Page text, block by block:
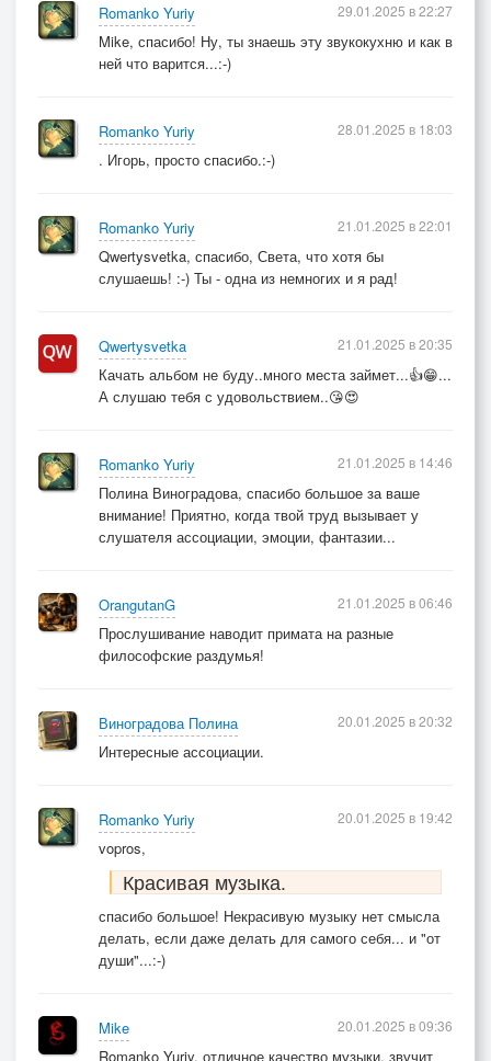
Romanko Yuriy
Mike, спасибо! Ну, ты знаешь эту звукокухню и как в
ней что варится...:-)
29.01.2025 в 22:27
Romanko Yuriy
. Игорь, просто спасибо.:-)
28.01.2025 в 18:03
Romanko Yuriy
Qwertysvetka, спасибо, Света, что хотя бы
слушаешь! :-) Ты - одна из немногих и я рад!
21.01.2025 в 22:01
Qwertysvetka
Качать альбом не буду..много места займет...👍😁...
А слушаю тебя с удовольствием..😘😍
21.01.2025 в 20:35
Romanko Yuriy
Полина Виноградова, спасибо большое за ваше
внимание! Приятно, когда твой труд вызывает у
слушателя ассоциации, эмоции, фантазии...
21.01.2025 в 14:46
OrangutanG
Прослушивание наводит примата на разные
философские раздумья!
21.01.2025 в 06:46
Виноградова Полина
Интересные ассоциации.
20.01.2025 в 20:32
Romanko Yuriy
vopros,
Красивая музыка.
спасибо большое! Некрасивую музыку нет смысла
делать, если даже делать для самого себя... и "от
души"...:-)
20.01.2025 в 19:42
Mike
Romanko Yuriy, отличное качество музыки, звучит
20.01.2025 в 09:36